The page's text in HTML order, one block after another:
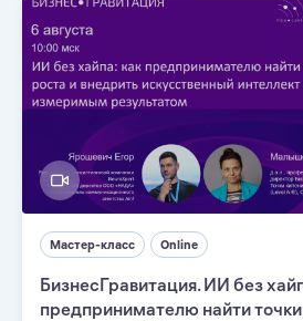
Мастер-класс Online
БизнесГравитация. ИИ без
предпринимателю найти